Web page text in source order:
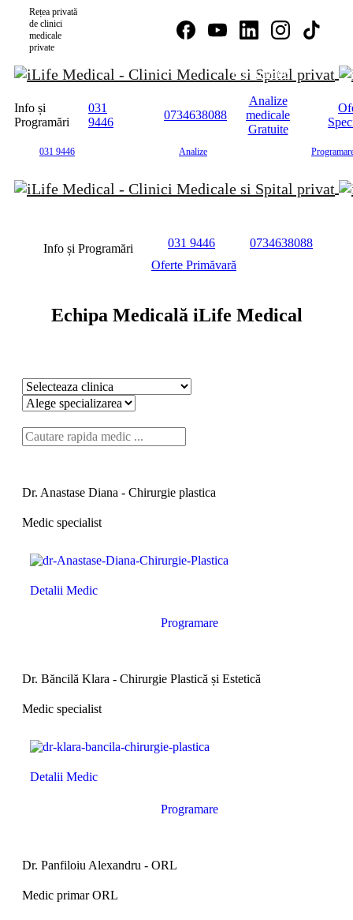
Rețea privată
de clinici
medicale
private
Programare
Info și
Programări
031
9446
0734638088
Analize
medicale
Gratuite
031 9446 Analize
Info și Programări 031 9446
0734638088
Oferte Primăvară
Echipa Medicală iLife Medical
Dr. Anastase Diana - Chirurgie plastica
Medic specialist
Detalii Medic
Programare
Dr. Băncilă Klara - Chirurgie Plastică și Estetică
Medic specialist
Detalii Medic
Programare
Dr. Panfiloiu Alexandru - ORL
Medic primar ORL